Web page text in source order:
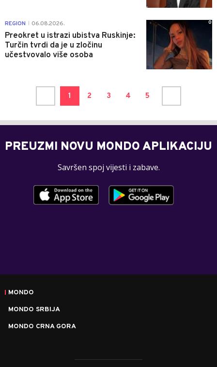
REGION 06.08.2026.
Preokret u istrazi ubistva Ruskinje:
Turčin tvrdi da je u zločinu
učestvovalo više osoba
0
1 2 3 4 5
PREUZMI NOVU MONDO APLIKACIJU
Savršen spoj vijesti i zabave.
MONDO
MONDO SRBIJA
MONDO CRNA GORA